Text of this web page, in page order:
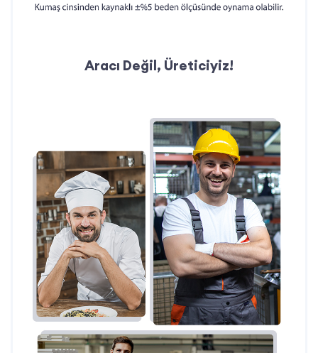
Aracı Değil, Üreticiyiz!